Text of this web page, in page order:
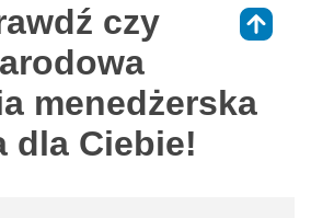
czy
menedżerska
dla Ciebie!